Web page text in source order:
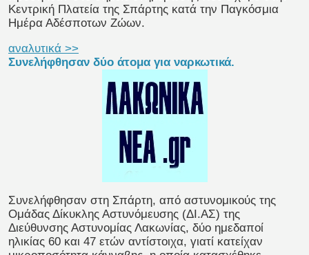
Κεντρική Πλατεία της Σπάρτης κατά την Παγκόσμια
Ημέρα Αδέσποτων Ζώων.
αναλυτικά >>
Συνελήφθησαν δύο άτομα για ναρκωτικά.
Συνελήφθησαν στη Σπάρτη, από αστυνομικούς της
Ομάδας Δίκυκλης Αστυνόμευσης (ΔΙ.ΑΣ) της
Διεύθυνσης Αστυνομίας Λακωνίας, δύο ημεδαποί
ηλικίας 60 και 47 ετών αντίστοιχα, γιατί κατείχαν